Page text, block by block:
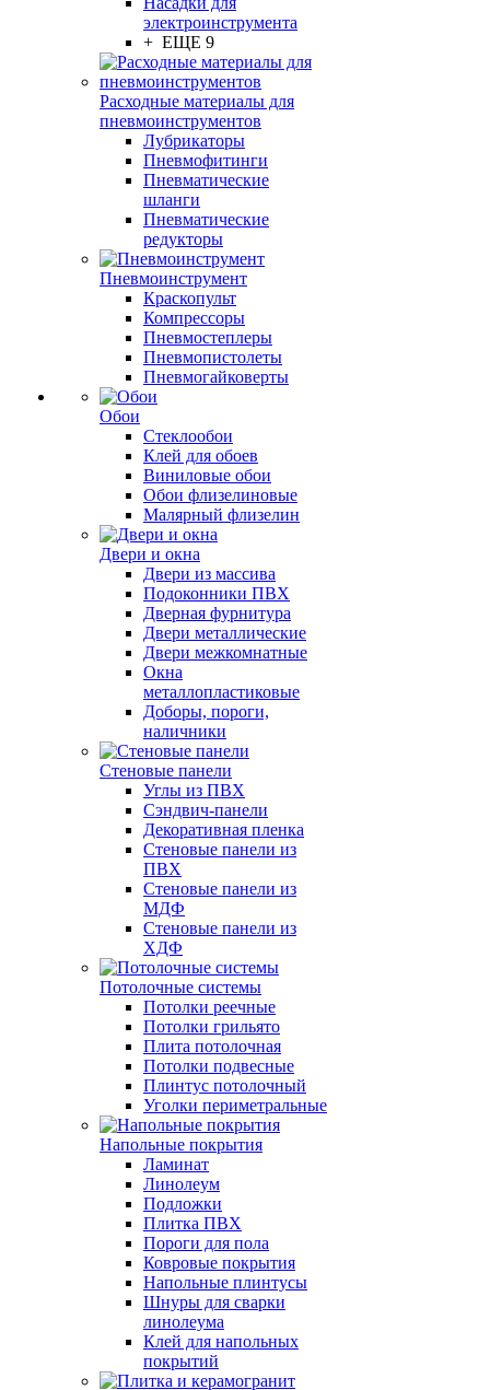
электроинструмента
+ ЕЩЕ 9
Расходные материалы для
пневмоинструментов
Лубрикаторы
Пневмофитинги
Пневматические
шланги
Пневматические
редукторы
Пневмоинструмент
Краскопульт
Компрессоры
Пневмостеплеры
Пневмопистолеты
Пневмогайковерты
Обои
Стеклообои
Клей для обоев
Виниловые обои
Обои флизелиновые
Малярный флизелин
Двери и окна
Двери из массива
Подоконники ПВХ
Дверная фурнитура
Двери металлические
Двери межкомнатные
Окна
металлопластиковые
Доборы, пороги,
наличники
Стеновые панели
Углы из ПВХ
Сэндвич-панели
Декоративная пленка
Стеновые панели из
ПВХ
Стеновые панели из
МДФ
Стеновые панели из
ХДФ
Потолочные системы
Потолки реечные
Потолки грильято
Плита потолочная
Потолки подвесные
Плинтус потолочный
Уголки периметральные
Напольные покрытия
Ламинат
Линолеум
Подложки
Плитка ПВХ
Пороги для пола
Ковровые покрытия
Напольные плинтусы
Шнуры для сварки
линолеума
Клей для напольных
покрытий